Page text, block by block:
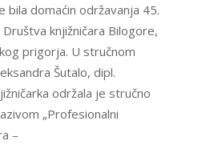
bila domaćin održavanja 45.
knjižničara Bilogore,
prigorja. U stručnom
Šutalo, dipl.
održala je stručno
„Profesionalni
–